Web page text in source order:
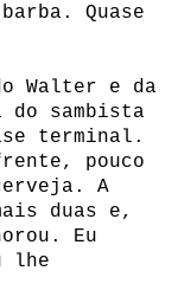
Quase
Walter e da
do sambista
terminal.
pouco
A
duas e,
Eu
lhe